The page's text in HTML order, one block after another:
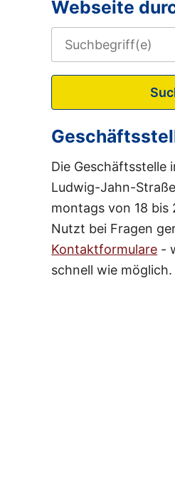
Webseite
Die Geschäftsstelle
Ludwig-Jahn-
montags von 18 bis
Nutzt bei Fragen
Kontaktformulare -
schnell wie möglich.